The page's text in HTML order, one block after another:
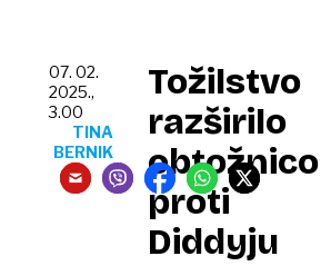
Tožilstvo
razširilo
obtožnico
proti
Diddyju
07. 02.
2025.,
3.00
TINA
BERNIK